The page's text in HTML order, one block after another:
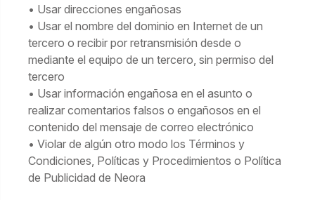
• Usar direcciones engañosas
• Usar el nombre del dominio en Internet de un
tercero o recibir por retransmisión desde o
mediante el equipo de un tercero, sin permiso del
tercero
• Usar información engañosa en el asunto o
realizar comentarios falsos o engañosos en el
contenido del mensaje de correo electrónico
• Violar de algún otro modo los Términos y
Condiciones, Políticas y Procedimientos o Política
de Publicidad de Neora